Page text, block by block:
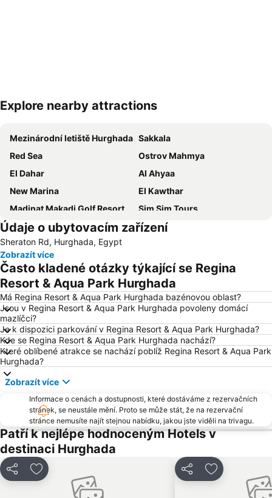
Explore nearby attractions
Mezinárodní letiště Hurghada Sakkala
Red Sea
Ostrov Mahmya
El Dahar
Al Ahyaa
New Marina
El Kawthar
Madinat Makadi Golf Resort
Sim Sim Tours
La Luna
The Cascades Golf & Country Club
Hard Rock Cafe Hurghada
Údaje o ubytovacím zařízení
Sheraton Rd, Hurghada, Egypt
Zobrazít více
Často kladené otázky týkající se Regina
Resort & Aqua Park Hurghada
Má Regina Resort & Aqua Park Hurghada bazénovou oblast?
Jsou v Regina Resort & Aqua Park Hurghada povoleny domácí
mazlíčci?
Je k dispozici parkování v Regina Resort & Aqua Park Hurghada?
Kde se Regina Resort & Aqua Park Hurghada nachází?
Které oblíbené atrakce se nachází poblíž Regina Resort & Aqua Park
Hurghada?
Zobrazít více
Informace o cenách a dostupnosti, které dostáváme z rezervačních
stránek, se neustále mění. Proto se může stát, že na rezervační
stránce nemusíte najít stejnou nabídku, jakou jste viděli na trivagu.
Patří k nejlépe hodnoceným Hotels v
destinaci Hurghada
Sdílet Přidat na seznam oblíbených hotelů
Sdílet Přidat na